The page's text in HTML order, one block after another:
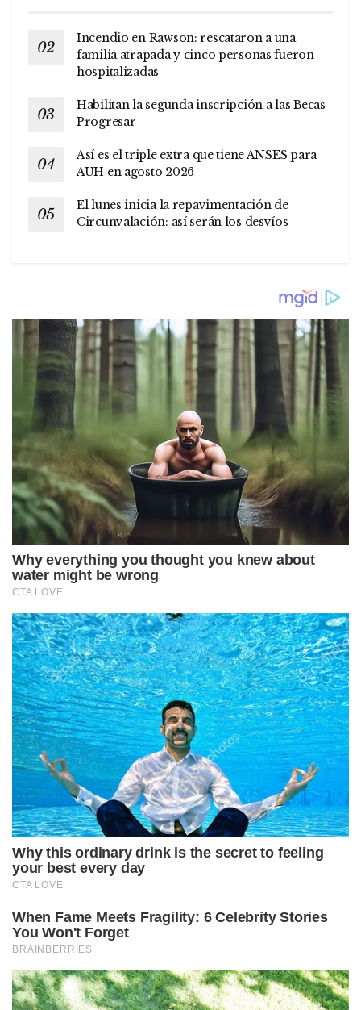
Incendio en Rawson: rescataron a una
familia atrapada y cinco personas fueron
hospitalizadas
Habilitan la segunda inscripción a las Becas
Progresar
Así es el triple extra que tiene ANSES para
AUH en agosto 2026
El lunes inicia la repavimentación de
Circunvalación: así serán los desvíos